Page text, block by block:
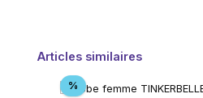
Ignorer la galerie de produits
Articles similaires
%Réduction